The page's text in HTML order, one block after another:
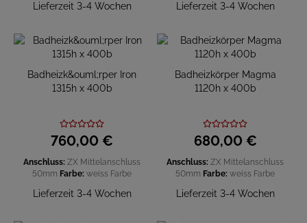
Lieferzeit 3-4 Wochen Lieferzeit 3-4 Wochen
Badheizk&ouml;rper Iron
1315h x 400b
760,00 €
Anschluss: ZX Mittelanschluss
50mm Farbe: weiss Farbe
Lieferzeit 3-4 Wochen
Badheizkörper Magma
1120h x 400b
680,00 €
Anschluss: ZX Mittelanschluss
50mm Farbe: weiss Farbe
Lieferzeit 3-4 Wochen